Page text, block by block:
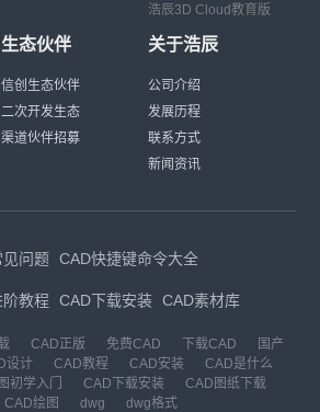
浩辰3D Cloud教育版
生态伙伴
信创生态伙伴
二次开发生态
渠道伙伴招募
关于浩辰
公司介绍
发展历程
联系方式
新闻资讯
见问题 CAD快捷键命令大全
教程 CAD下载安装 CAD素材库
CAD正版 免费CAD 下载CAD
国产
设计 CAD教程 CAD安装
CAD是什么
初学入门 CAD下载安装
CAD图纸下载
CAD绘图 dwg dwg格式